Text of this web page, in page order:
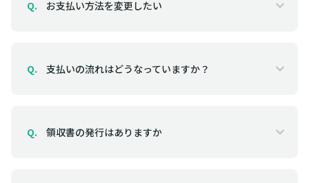
Q. お支払い方法を変更したい
Q. 支払いの流れはどうなっていますか？
Q. 領収書の発行はありますか